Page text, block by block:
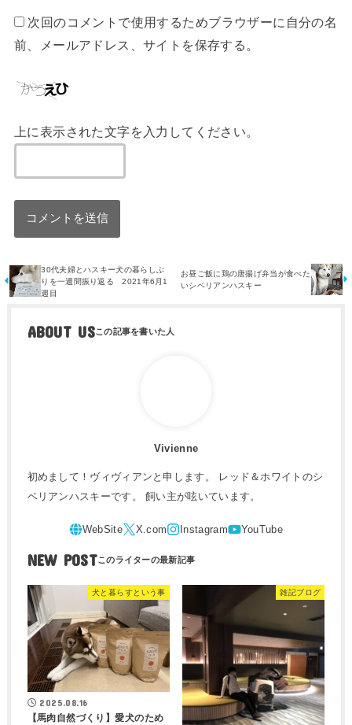
次回のコメントで使用するためブラウザーに自分の名
前、メールアドレス、サイトを保存する。
上に表示された文字を入力してください。
30代夫婦とハスキー犬の暮らしぶ
りを一週間振り返る 2021年6月1
週目
お昼ご飯に鶏の唐揚げ弁当が食べた
いシベリアンハスキー
ABOUT US
Vivienne
初めまして！ヴィヴィアンと申します。 レッド＆ホワイトのシ
ベリアンハスキーです。 飼い主が呟いています。
NEW POST
犬と暮らすという事
2025.08.16
【馬肉自然づくり】愛犬のため
雑記ブログ